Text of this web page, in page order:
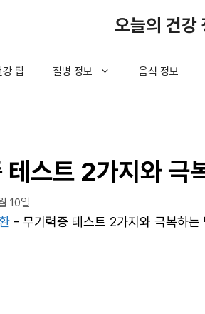
오늘의 건강
강 팁 질병 정보 음식 정보
테스트 2가지와 극
10일
- 무기력증 테스트 2가지와 극복하는